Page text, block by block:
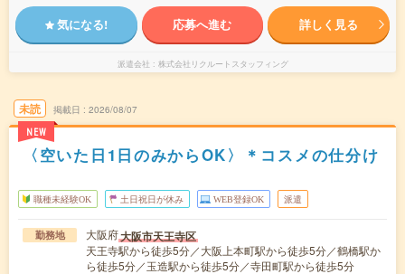
気になる! 応募へ進む 詳しく見る
派遣会社 株式会社リクルートスタッフィング
未読
NEW
掲載日 2026/08/07
〈空いた日1日のみからOK〉＊コスメの仕分け
職種未経験OK 土日祝日が休み WEB登録OK 派遣
勤務地 大阪府大阪市天王寺区
天王寺駅から徒歩5分／大阪上本町駅から徒歩5分／鶴橋駅か
ら徒歩5分／玉造駅から徒歩5分／寺田町駅から徒歩5分